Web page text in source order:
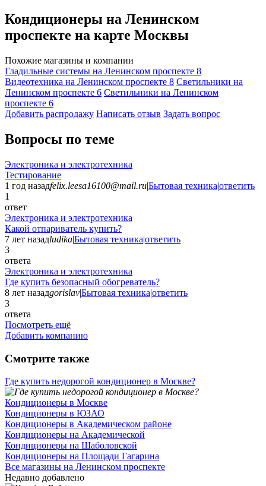
Кондиционеры на Ленинском
проспекте на карте Москвы
Похожие магазины и компании
Гладильные системы на Ленинском проспекте 8
Видеотехника на Ленинском проспекте 8 Светильники на
Ленинском проспекте 6 Светильники на Ленинском
проспекте 6
Добавить раcпродажу Написать отзыв Задать вопрос
Вопросы по теме
Электроника и электротехника
Тестирование
1 год назадfelix.leesa16100@mail.ru|Бытовая техника|ответить
1
ответ
Электроника и электротехника
Какой отпариватель купить?
7 лет назадludika|Бытовая техника|ответить
3
ответа
Электроника и электротехника
Где купить безопасный обогреватель?
8 лет назадgorislav|Бытовая техника|ответить
3
ответа
Посмотреть ещё
Добавить компанию
Смотрите также
Где купить недорогой кондиционер в Москве?
Кондиционеры в Москве
Кондиционеры в ЮЗАО
Кондиционеры в Академическом районе
Кондиционеры на Академической
Кондиционеры на Шаболовской
Кондиционеры на Площади Гагарина
Все магазины на Ленинском проспекте
Недавно добавлено